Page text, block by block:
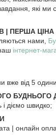
які ми
| ПЕРША ЦІНА
нами,
інтернет-
вже від 5
БУДНЬОГО
і діємо швидко;
| онлайн